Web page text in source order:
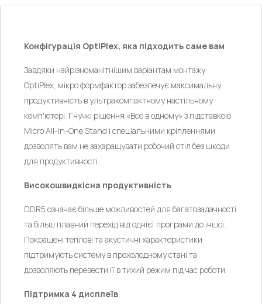
Конфігурація OptiPlex, яка підходить саме вам
Завдяки найрізноманітнішим варіантам монтажу
OptiPlex, мікро формфактор забезпечує максимальну
продуктивність в ультракомпактному настільному
комп'ютері. Гнучкі рішення «Все в одному» з підставкою
Micro All-in-One Stand і спеціальними кріпленнями
дозволять вам не захаращувати робочий стіл без шкоди
для продуктивності.
Високошвидкісна продуктивність
DDR5 означає більше можливостей для багатозадачності
та більш плавний перехід від однієї програми до іншої.
Покращені теплові та акустичні характеристики
підтримують систему в прохолодному стані та
дозволяють перевести її в тихий режим під час роботи.
Підтримка 4 дисплеїв